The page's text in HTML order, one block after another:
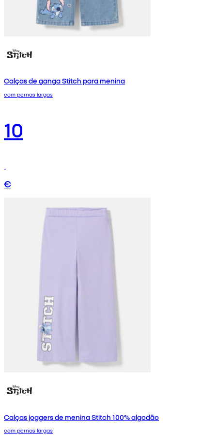
Calças de ganga Stitch para menina
com pernas largas
10
€
Calças joggers de menina Stitch 100% algodão
com pernas largas